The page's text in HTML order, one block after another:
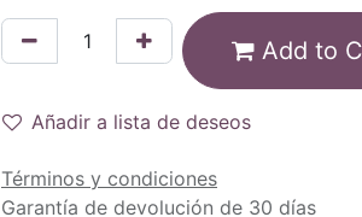
Add to
Añadir a lista de deseos
Términos y condiciones
Garantía de devolución de 30 días